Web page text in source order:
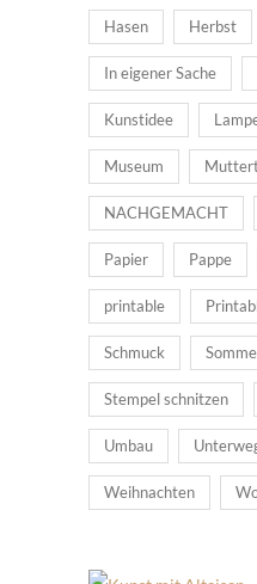
Hasen Herbst
In eigener Sache
Kunstidee
Museum
NACHGEMACHT
Papier Pappe
printable
Schmuck
Stempel schnitzen
Umbau
Weihnachten